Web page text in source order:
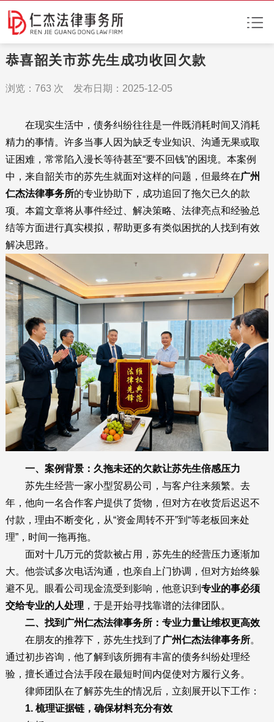
恭喜韶关市苏先生成功收回欠款
浏览： 763 次 发布日期：2025-12-05
在现实生活中，债务纠纷往往是一件既消耗时间又消耗
精力的事情。许多当事人因为缺乏专业知识、沟通无果或取
证困难，常常陷入漫长等待甚至“要不回钱”的困境。本案例
中，来自韶关市的苏先生就面对这样的问题，但最终在广州
仁杰法律事务所的专业协助下，成功追回了拖欠已久的款
项。本篇文章将从事件经过、解决策略、法律亮点和经验总
结等方面进行真实模拟，帮助更多有类似困扰的人找到有效
解决思路。
一、案例背景：久拖未还的欠款让苏先生倍感压力
苏先生经营一家小型贸易公司，与客户往来频繁。去
年，他向一名合作客户提供了货物，但对方在收货后迟迟不
付款，理由不断变化，从“资金周转不开”到“等老板回来处
理”，时间一拖再拖。
面对十几万元的货款被占用，苏先生的经营压力逐渐加
大。他尝试多次电话沟通，也亲自上门协调，但对方始终躲
避不见。眼看公司现金流受到影响，他意识到 专业的事必须
交给专业的人处理 ，于是开始寻找靠谱的法律团队。
二、找到广州仁杰法律事务所：专业力量让维权更高效
在朋友的推荐下，苏先生找到了 广州仁杰法律事务所。
通过初步咨询，他了解到该所拥有丰富的债务纠纷处理经
验，擅长通过合法手段在最短时间内促使对方履行义务。
律师团队在了解苏先生的情况后，立刻展开以下工作：
1. 梳理证据链，确保材料充分有效